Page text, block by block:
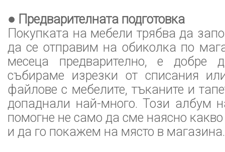
● Предварителната подготовка
Покупката на мебели трябва да
да се отправим на обиколка по
месеца предварително, е добре
събираме изрезки от списания
файлове с мебелите, тъканите и
допаднали най-много. Този албум
помогне не само да сме наясно
и да го покажем на място в магазина.